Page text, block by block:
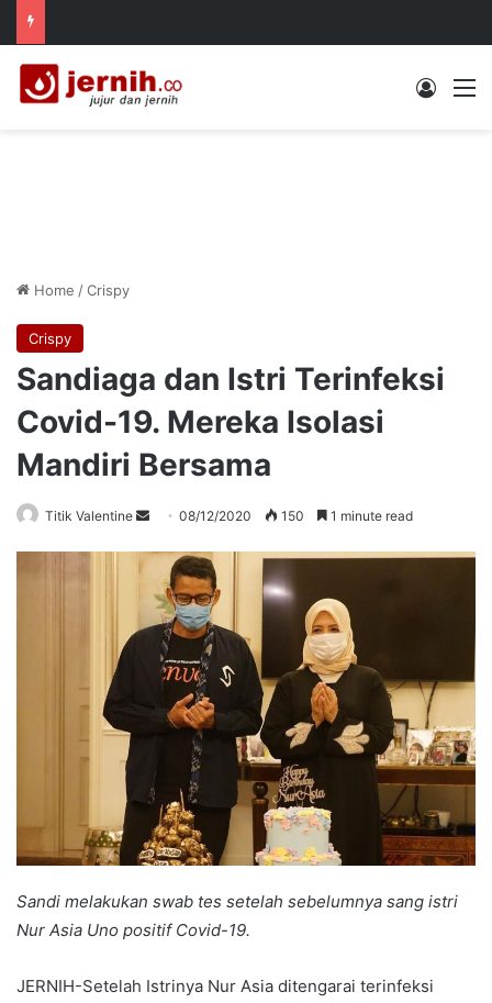
Log In
Home /Crispy
Crispy
Sandiaga dan Istri Terinfeksi
Covid-19. Mereka Isolasi
Mandiri Bersama
Titik Valentine
Send
email
08/12/2020 150 1 minute read
Sandi melakukan swab tes setelah sebelumnya sang istri
Nur Asia Uno positif Covid-19.
JERNIH-Setelah Istrinya Nur Asia ditengarai terinfeksi